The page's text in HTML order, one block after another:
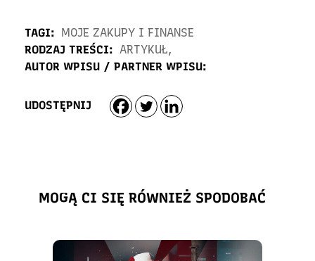
TAGI: MOJE ZAKUPY I FINANSE
RODZAJ TREŚCI: ARTYKUŁ,
AUTOR WPISU / PARTNER WPISU:
UDOSTĘPNIJ
MOGĄ CI SIĘ RÓWNIEŻ SPODOBAĆ